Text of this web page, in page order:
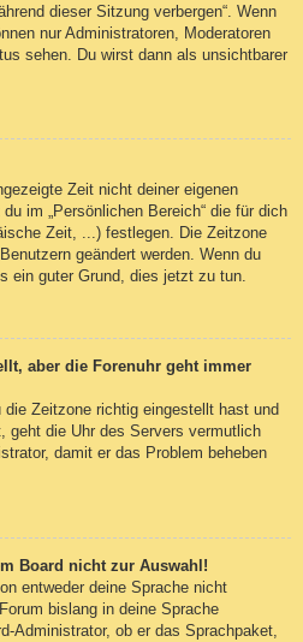
dieser Sitzung verbergen“. Wenn
nur Administratoren, Moderatoren
sehen. Du wirst dann als unsichtbarer
Zeit nicht deiner eigenen
im „Persönlichen Bereich“ die für dich
Zeit, ...) festlegen. Die Zeitzone
geändert werden. Wenn du
ein guter Grund, dies jetzt zu tun.
aber die Forenuhr geht immer
Zeitzone richtig eingestellt hast und
geht die Uhr des Servers vermutlich
damit er das Problem beheben
Board nicht zur Auswahl!
entweder deine Sprache nicht
bislang in deine Sprache
Administrator, ob er das Sprachpaket,